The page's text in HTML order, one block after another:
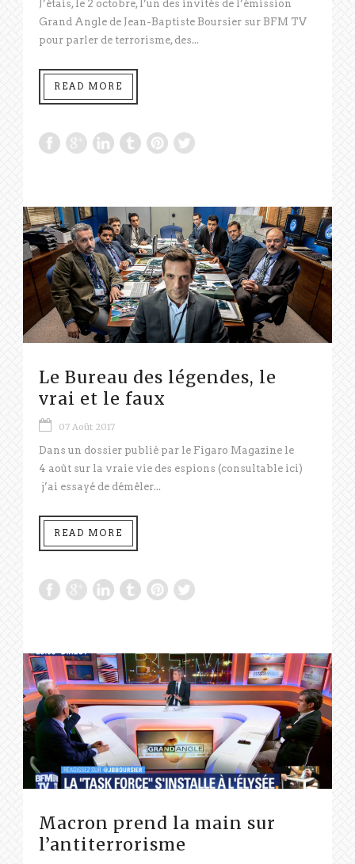
J’étais, le 2 octobre, l’un des invités de l’émission
Grand Angle de Jean-Baptiste Boursier sur BFM TV
pour parler de terrorisme, des...
READ MORE
Le Bureau des légendes, le
vrai et le faux
07 Août 2017
Dans un dossier publié par le Figaro Magazine le
4 août sur la vraie vie des espions (consultable ici)
j’ai essayé de démêler...
READ MORE
Macron prend la main sur
l’antiterrorisme